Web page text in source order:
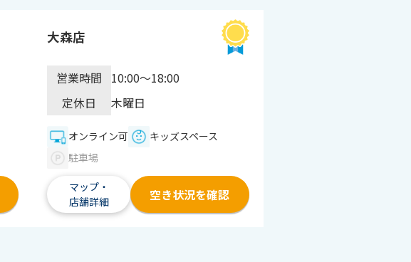
大森店
営業時間
10:00～18:00
定休日
木曜日
オンライン可
キッズスペース
駐車場
マップ・
店舗詳細
空き状況を確認